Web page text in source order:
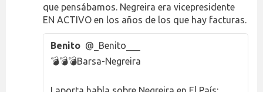
que pensábamos. Negreira era vicepresidente
EN ACTIVO en los años de los que hay facturas.
Benito @_Benito___
💣💣💣Barsa-Negreira